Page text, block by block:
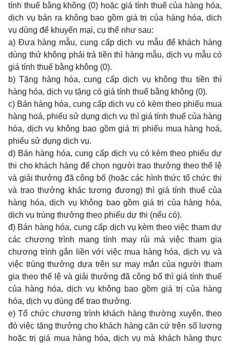
tính thuế bằng không (0) hoặc giá tính thuế của hàng hóa,
dịch vụ bán ra không bao gồm giá trị của hàng hóa, dịch
vụ dùng để khuyến mại, cụ thể như sau:
a) Đưa hàng mẫu, cung cấp dịch vụ mẫu để khách hàng
dùng thử không phải trả tiền thì hàng mẫu, dịch vụ mẫu có
giá tính thuế bằng không (0).
b) Tặng hàng hóa, cung cấp dịch vụ không thu tiền thì
hàng hóa, dịch vụ tặng có giá tính thuế bằng không (0).
c) Bán hàng hóa, cung cấp dịch vụ có kèm theo phiếu mua
hàng hoá, phiếu sử dụng dịch vụ thì giá tính thuế của hàng
hóa, dịch vụ không bao gồm giá trị phiếu mua hàng hoá,
phiếu sử dụng dịch vụ.
d) Bán hàng hóa, cung cấp dịch vụ có kèm theo phiếu dự
thi cho khách hàng để chọn người trao thưởng theo thể lệ
và giải thưởng đã công bố (hoặc các hình thức tổ chức thi
và trao thưởng khác tương đương) thì giá tính thuế của
hàng hóa, dịch vụ không bao gồm giá trị của hàng hóa,
dịch vụ trúng thưởng theo phiếu dự thi (nếu có).
đ) Bán hàng hóa, cung cấp dịch vụ kèm theo việc tham dự
các chương trình mang tính may rủi mà việc tham gia
chương trình gắn liền với việc mua hàng hóa, dịch vụ và
việc trúng thưởng dựa trên sự may mắn của người tham
gia theo thể lệ và giải thưởng đã công bố thì giá tính thuế
của hàng hóa, dịch vụ không bao gồm giá trị của hàng
hóa, dịch vụ dùng để trao thưởng.
e) Tổ chức chương trình khách hàng thường xuyên, theo
đó việc tặng thưởng cho khách hàng căn cứ trên số lượng
hoặc trị giá mua hàng hóa, dịch vụ mà khách hàng thực